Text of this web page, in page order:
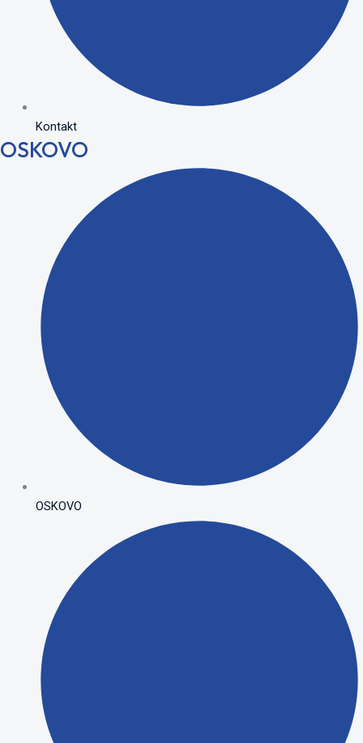
Kontakt
OSKOVO
OSKOVO